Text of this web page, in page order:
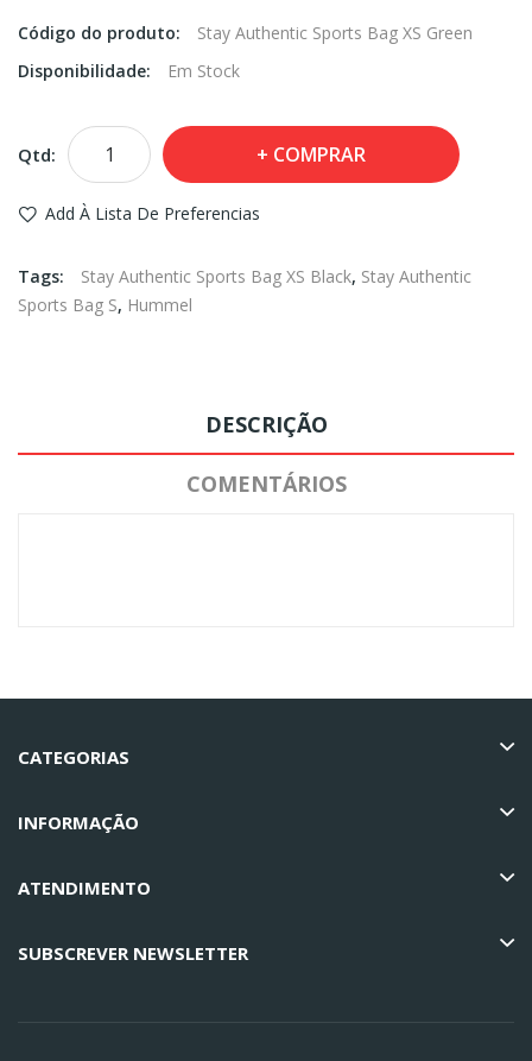
Código do produto:
Stay Authentic Sports Bag XS Green
Disponibilidade:
Em Stock
Qtd: COMPRAR
Add À Lista De Preferencias
Tags: Stay Authentic Sports Bag XS Black, Stay Authentic
Sports Bag S, Hummel
DESCRIÇÃO
COMENTÁRIOS
CATEGORIAS
INFORMAÇÃO
ATENDIMENTO
SUBSCREVER NEWSLETTER